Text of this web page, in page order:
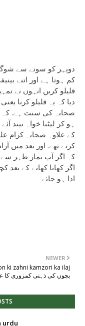
کم ہوتا ہے اور اتنے
قلیلو کریں انہوں نے
دیا کہ یہ قلیلو کرنا
صحابہ کی سنت ہے. کہ
ہو کر لیٹنا خواہ نیند
کے علاوہ صحابہ کرام
کرتے تھے. اور بعد میں
کہ اگر آپ نماز ظہر سے
اگر کھانا کھانے کے
ادا ہو جائے
NEWER
ki zahni kamzori ka ilaj
بچوں کی ذہنی کمزوری کا
urdu